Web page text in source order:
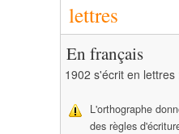
lettres
En français
1902 s'écrit en lettres
L'orthographe
des règles